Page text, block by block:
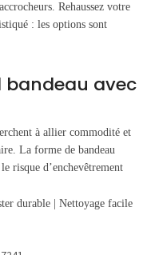
Rehaussez votre
: les options sont
avec
à allier commodité et
La forme de bandeau
risque d’enchevêtrement
durable | Nettoyage facile